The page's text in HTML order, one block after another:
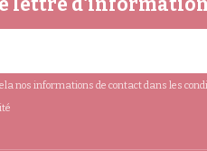
nos informations de contact dans les